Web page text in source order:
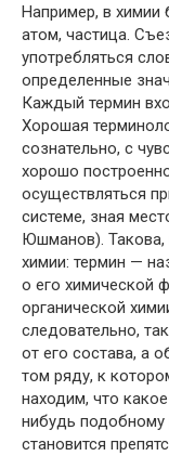
Например, в химии
атом, частица.
употребляться
определенные
Каждый термин
Хорошая
сознательно, с
хорошо
осуществляться
системе, зная
Юшманов). Такова,
химии: термин —
о его химической
органической
следовательно,
от его состава, а
том ряду, к
находим, что
нибудь подобному
становится